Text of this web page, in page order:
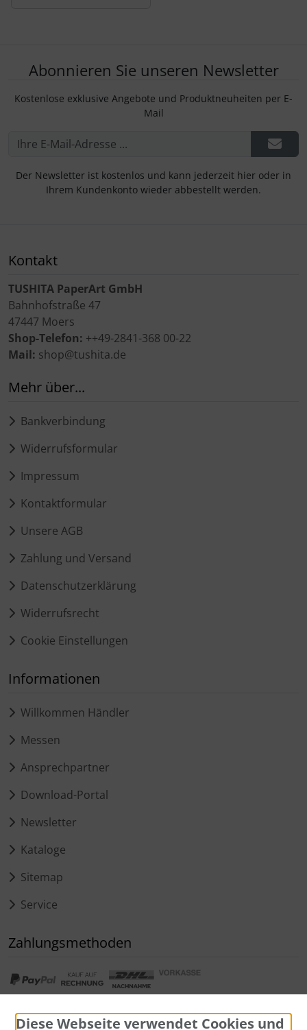
Abonnieren Sie unseren Newsletter
Kostenlose exklusive Angebote und Produktneuheiten per E-
Mail
Der Newsletter ist kostenlos und kann jederzeit hier oder in
Ihrem Kundenkonto wieder abbestellt werden.
Kontakt
TUSHITA PaperArt GmbH
Bahnhofstraße 47
47447 Moers
Shop-Telefon: ++49-2841-368 00-22
Mail: shop@tushita.de
Mehr über...
Bankverbindung
Widerrufsformular
Impressum
Kontaktformular
Unsere AGB
Zahlung und Versand
Datenschutzerklärung
Widerrufsrecht
Cookie Einstellungen
Informationen
Willkommen Händler
Messen
Ansprechpartner
Download-Portal
Newsletter
Kataloge
Sitemap
Service
Zahlungsmethoden
Diese Webseite verwendet Cookies und